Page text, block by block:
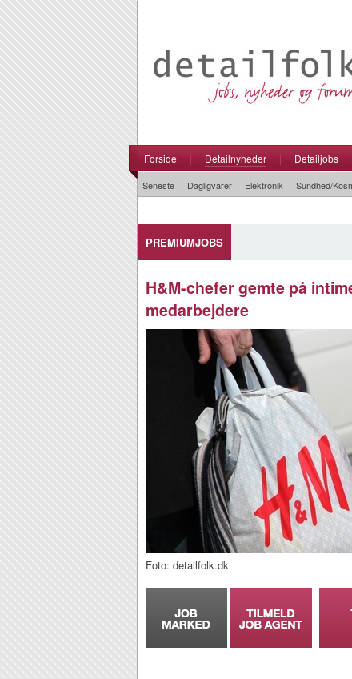
Forside | Detailnyheder | Detailjobs
Seneste Dagligvarer Elektronik Sundhed/
PREMIUMJOBS
H&M-chefer gemte på
medarbejdere
Foto: detailfolk.dk